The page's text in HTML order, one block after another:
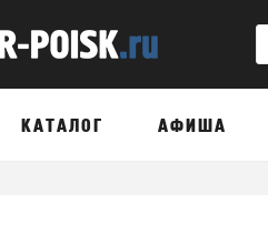
КАТАЛОГ АФИША